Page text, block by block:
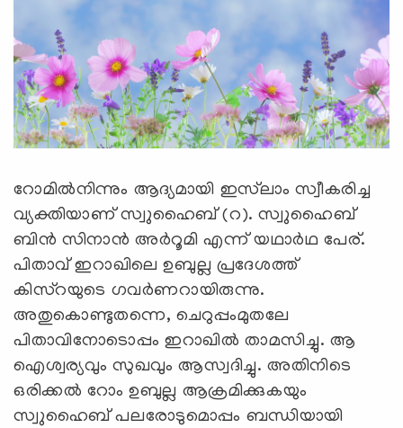
o
n
റോമില്‍നിന്നും ആദ്യമായി ഇസ്‌ലാം സ്വീകരിച്ച
വ്യക്തിയാണ് സ്വുഹൈബ് (റ). സ്വുഹൈബ്
ബിന്‍ സിനാന്‍ അര്‍റൂമി എന്ന് യഥാര്‍ഥ പേര്.
പിതാവ് ഇറാഖിലെ ഉബുല്ല പ്രദേശത്ത്
കിസ്‌റയുടെ ഗവര്‍ണറായിരുന്നു.
അതുകൊണ്ടുതന്നെ, ചെറുപ്പംമുതലേ
പിതാവിനോടൊപ്പം ഇറാഖില്‍ താമസിച്ചു. ആ
ഐശ്വര്യവും സുഖവും ആസ്വദിച്ചു. അതിനിടെ
ഒരിക്കല്‍ റോം ഉബുല്ല ആക്രമിക്കുകയും
സ്വുഹൈബ് പലരോടുമൊപ്പം ബന്ധിയായി